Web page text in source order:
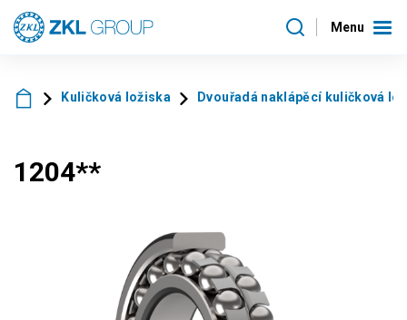
Menu
Kuličková ložiska Dvouřadá naklápěcí kuličková
1204**